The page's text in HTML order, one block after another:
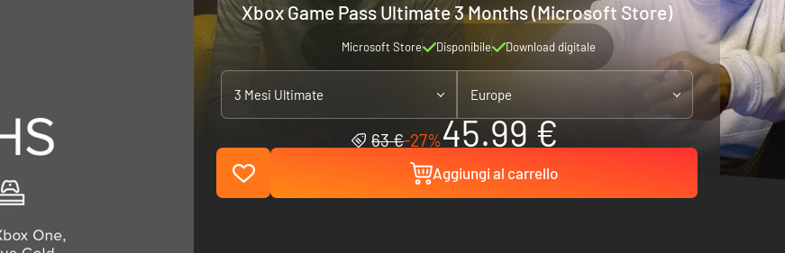
Xbox Game Pass Ultimate 3 Months (Microsoft Store)
Microsoft Store Disponibile Download digitale
3 Mesi Ultimate Europe
63 €-27%45.99 €
Aggiungi al carrello